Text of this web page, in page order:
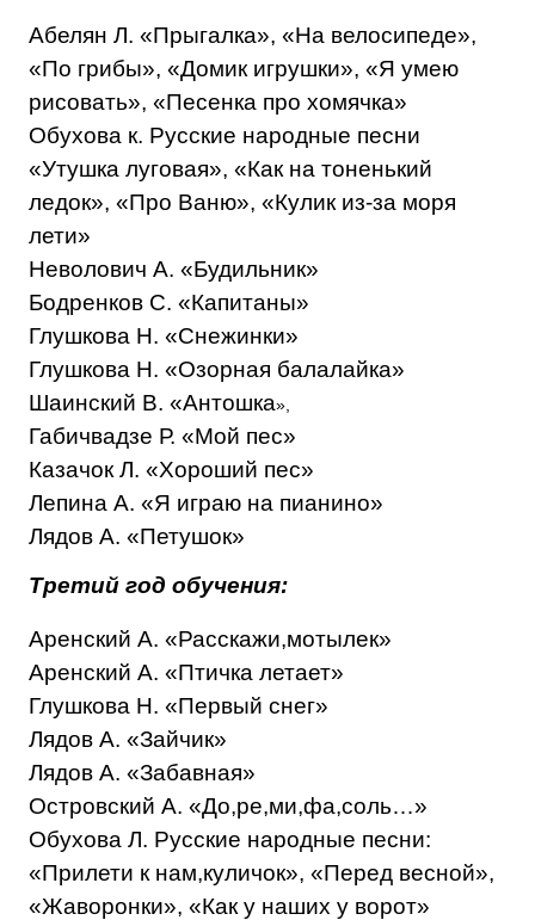
Абелян Л. «Прыгалка», «На велосипеде»,
«По грибы», «Домик игрушки», «Я умею
рисовать», «Песенка про хомячка»
Обухова к. Русские народные песни
«Утушка луговая», «Как на тоненький
ледок», «Про Ваню», «Кулик из-за моря
лети»
Неволович А. «Будильник»
Бодренков С. «Капитаны»
Глушкова Н. «Снежинки»
Глушкова Н. «Озорная балалайка»
Шаинский В. «Антошка»,
Габичвадзе Р. «Мой пес»
Казачок Л. «Хороший пес»
Лепина А. «Я играю на пианино»
Лядов А. «Петушок»
Третий год обучения:
Аренский А. «Расскажи,мотылек»
Аренский А. «Птичка летает»
Глушкова Н. «Первый снег»
Лядов А. «Зайчик»
Лядов А. «Забавная»
Островский А. «До,ре,ми,фа,соль…»
Обухова Л. Русские народные песни:
«Прилети к нам,куличок», «Перед весной»,
«Жаворонки», «Как у наших у ворот»